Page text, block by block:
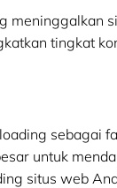
meninggalkan
tingkat
sebagai
untuk
situs web